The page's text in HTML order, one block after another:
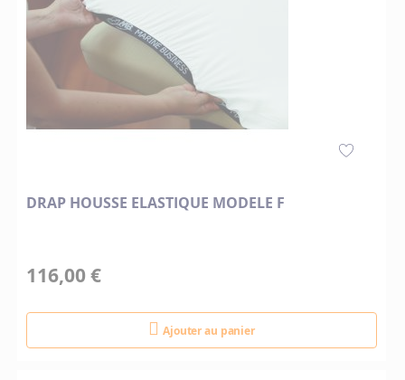
DRAP HOUSSE ELASTIQUE MODELE F
116,00 €
Ajouter au panier